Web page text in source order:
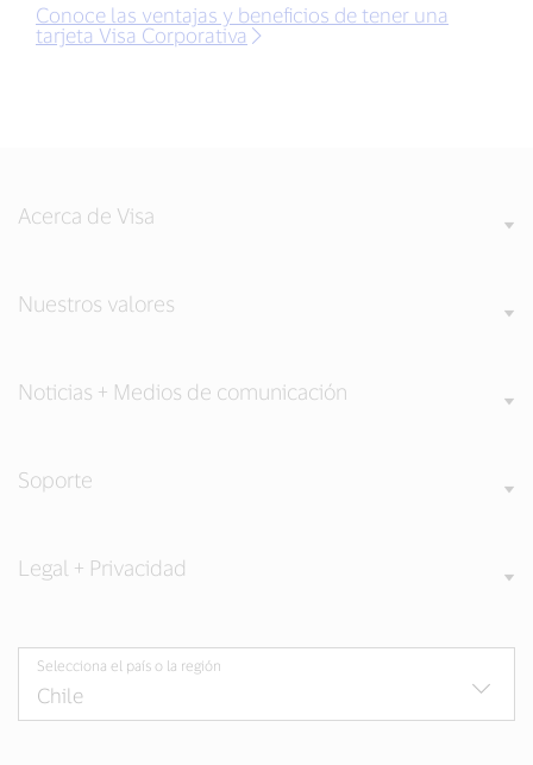
Conoce las ventajas y beneficios de tener una
tarjeta Visa Corporativa
Acerca de Visa
Nuestros valores
Noticias + Medios de comunicación
Soporte
Legal + Privacidad
Selecciona el país o la región